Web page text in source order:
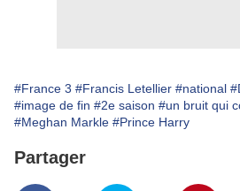
#France 3 #Francis Letellier #national
#image de fin #2e saison #un bruit qui
#Meghan Markle #Prince Harry
Partager